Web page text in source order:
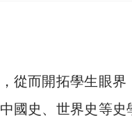
從而開拓學生眼
國史、世界史等史